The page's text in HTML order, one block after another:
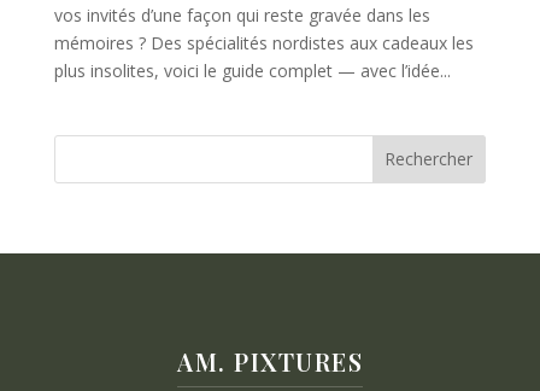
vos invités d’une façon qui reste gravée dans les
mémoires ? Des spécialités nordistes aux cadeaux les
plus insolites, voici le guide complet — avec l’idée...
Rechercher
AM. PIXTURES